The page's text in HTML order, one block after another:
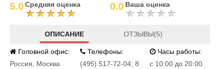
5.0Средняя оценка 0.0 Ваша оценка
ОПИСАНИЕ ОТЗЫВЫ(5)
Головной офис:
Россия
Москва
Телефоны:
(495) 517-72-04; 8
Часы работы:
c 10:00 до 20:00